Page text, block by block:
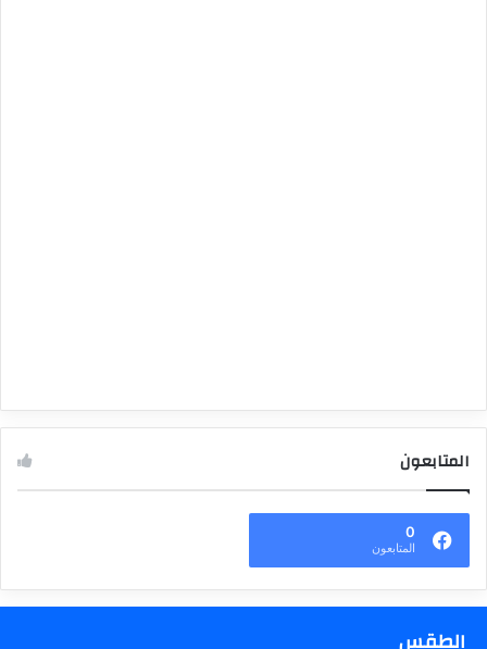
المتابعون
0
المتابعون
الطقس